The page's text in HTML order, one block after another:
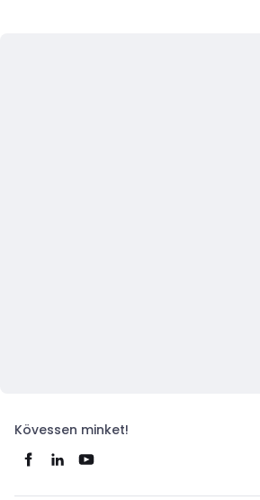
Kövessen minket!